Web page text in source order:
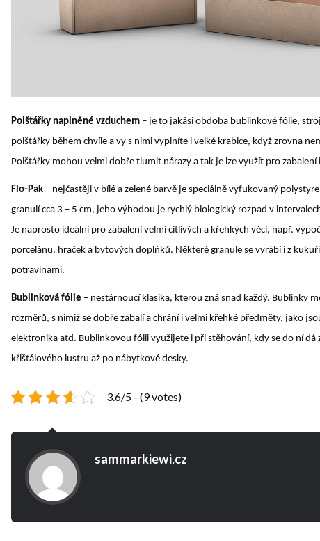
Polštářky naplněné vzduchem– je to jakási obdoba bublinkové fólie,
polštářky během chvíle a vy s nimi vyplníte i velké krabice, když zrovna
Polštářky mohou velmi dobře tlumit nárazy a tak je lze využít pro zabalení
Flo-Pak– nejčastěji v bílé a zelené barvě je speciálně vyfukovaný
granulí cca 3 – 5 cm, jeho výhodou je rychlý biologický rozpad v
Je naprosto ideální pro zabalení velmi citlivých a křehkých věcí, např.
porcelánu, hraček a bytových doplňků. Některé granule se vyrábí i z
potravinami.
Bublinková fólie – nestárnoucí klasika, kterou zná snad každý. Bublinky
rozměrů, s nimiž se dobře zabalí a chrání i velmi křehké předměty, jako
elektronika atd. Bublinkovou fólii využijete i při stěhování, kdy se do ní dá
křišťálového lustru až po nábytkové desky.
3.6/5 - (9 votes)
sammarkiewi.cz